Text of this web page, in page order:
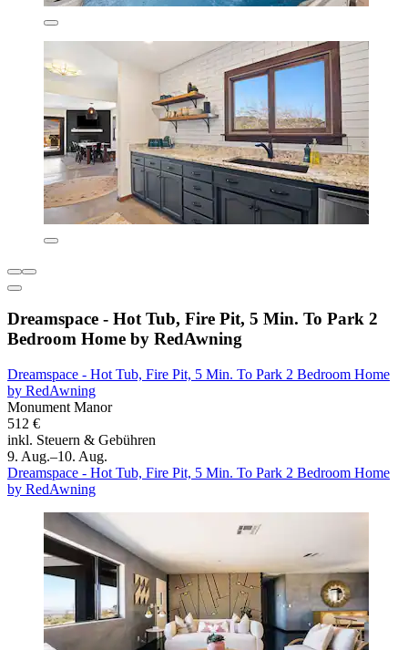
Dreamspace - Hot Tub, Fire Pit, 5 Min. To Park 2
Bedroom Home by RedAwning
Dreamspace - Hot Tub, Fire Pit, 5 Min. To Park 2 Bedroom Home
by RedAwning
Monument Manor
512 €
inkl. Steuern & Gebühren
9. Aug.–10. Aug.
Dreamspace - Hot Tub, Fire Pit, 5 Min. To Park 2 Bedroom Home
by RedAwning